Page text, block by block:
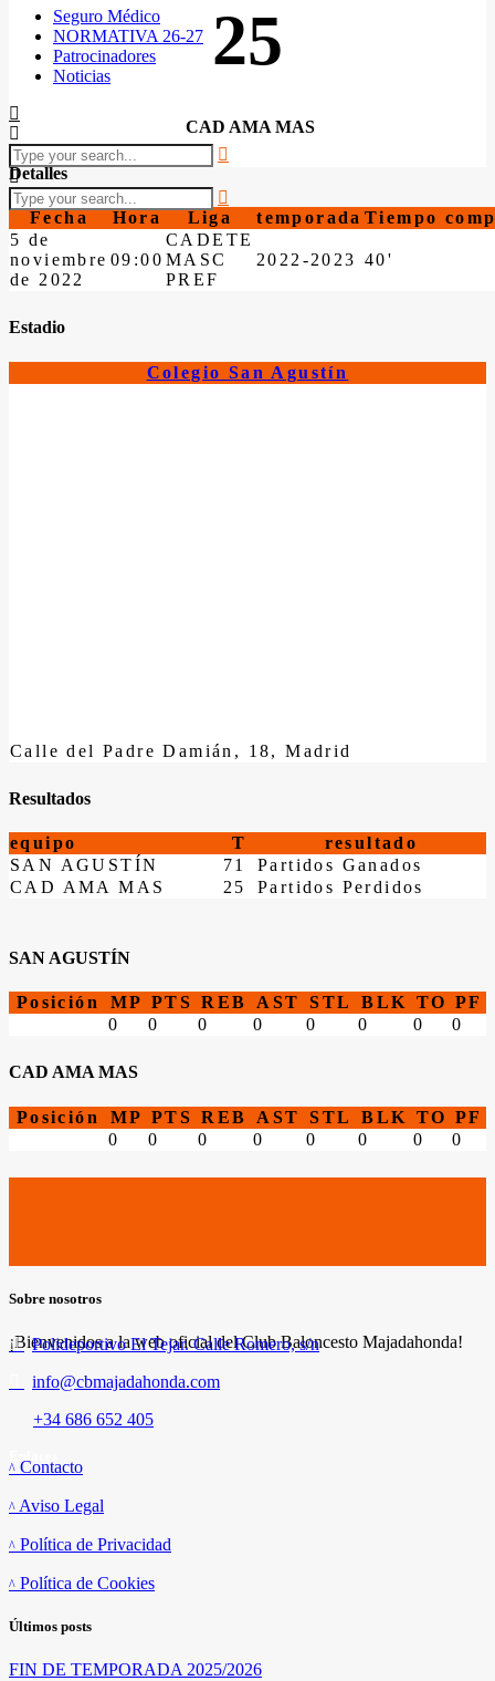
Seguro Médico
NORMATIVA 26-27
Patrocinadores
Noticias
25
CAD AMA MAS
Detalles
Fecha Hora Liga temporada Tiempo
5 de
noviembre
de 2022
09:00
CADETE
MASC
PREF
2022-2023 40'
Estadio
Colegio San Agustín
Calle del Padre Damián, 18, Madrid
Resultados
equipo T
resultado
SAN AGUSTÍN
71
Partidos Ganados
CAD AMA MAS
25 Partidos Perdidos
SAN AGUSTÍN
Posición MP PTS REB AST STL BLK TO PF
0
0 0 0 0 0 0 0
CAD AMA MAS
Posición MP PTS REB AST STL BLK TO PF
0
0 0 0 0 0 0 0
Sobre nosotros
¡Bienvenidos a la web oficial del Club Baloncesto Majadahonda!
Polideportivo El Tejar. Calle Romero, s/n
info@cbmajadahonda.com
+34 686 652 405
Contacto
Aviso Legal
Política de Privacidad
Política de Cookies
Últimos posts
FIN DE TEMPORADA 2025/2026